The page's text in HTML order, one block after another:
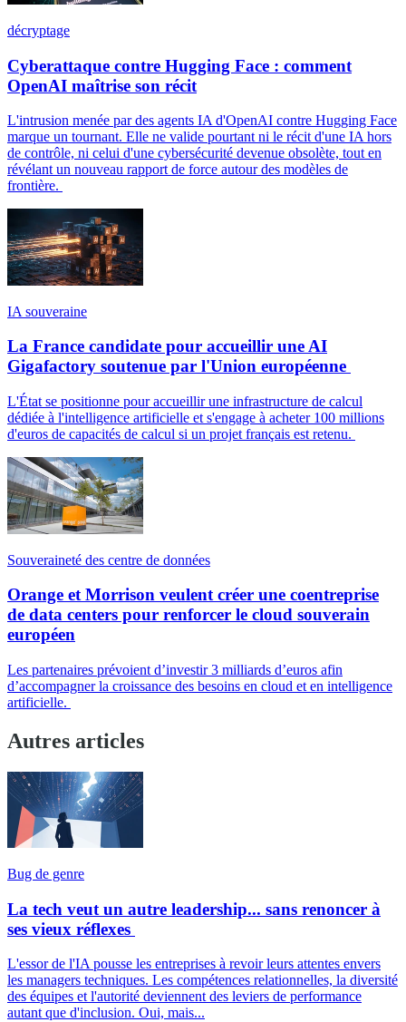
décryptage
Cyberattaque contre Hugging Face : comment
OpenAI maîtrise son récit
L'intrusion menée par des agents IA d'OpenAI contre Hugging Face
marque un tournant. Elle ne valide pourtant ni le récit d'une IA hors
de contrôle, ni celui d'une cybersécurité devenue obsolète, tout en
révélant un nouveau rapport de force autour des modèles de
frontière.
IA souveraine
La France candidate pour accueillir une AI
Gigafactory soutenue par l'Union européenne
L'État se positionne pour accueillir une infrastructure de calcul
dédiée à l'intelligence artificielle et s'engage à acheter 100 millions
d'euros de capacités de calcul si un projet français est retenu.
Souveraineté des centre de données
Orange et Morrison veulent créer une coentreprise
de data centers pour renforcer le cloud souverain
européen
Les partenaires prévoient d’investir 3 milliards d’euros afin
d’accompagner la croissance des besoins en cloud et en intelligence
artificielle.
Autres articles
Bug de genre
La tech veut un autre leadership... sans renoncer à
ses vieux réflexes
L'essor de l'IA pousse les entreprises à revoir leurs attentes envers
les managers techniques. Les compétences relationnelles, la diversité
des équipes et l'autorité deviennent des leviers de performance
autant que d'inclusion. Oui, mais...